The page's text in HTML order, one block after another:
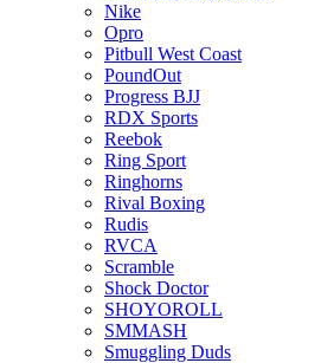
Nike
Opro
Pitbull West Coast
PoundOut
Progress BJJ
RDX Sports
Reebok
Ring Sport
Ringhorns
Rival Boxing
Rudis
RVCA
Scramble
Shock Doctor
SHOYOROLL
SMMASH
Smuggling Duds